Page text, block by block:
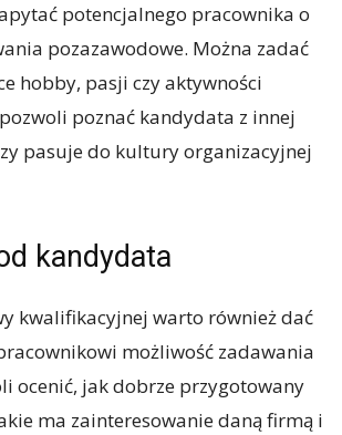
potencjalnego pracownika o
pozazawodowe. Można zadać
hobby, pasji czy aktywności
pozwoli poznać kandydata z innej
pasuje do kultury organizacyjnej
kandydata
kwalifikacyjnej warto również dać
możliwość zadawania
ocenić, jak dobrze przygotowany
ma zainteresowanie daną firmą i